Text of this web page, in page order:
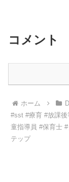
コメント
ホーム
#sst #療育 #放課
童指導員 #保育士
テップ